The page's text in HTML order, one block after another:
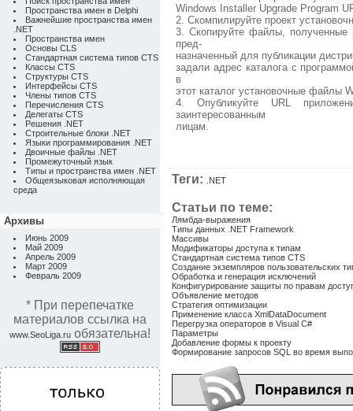
Пространства имен в Delphi
Важнейшие пространства имен
.NET
Пространства имен
Основы CLS
Стандартная система типов CTS
Классы CTS
Структуры CTS
Интерфейсы CTS
Члены типов CTS
Перечисления CTS
Делегаты CTS
Решения .NET
Строительные блоки .NET
Языки программирования .NET
Двоичные файлы .NET
Промежуточный язык
Типы и пространства имен .NET
Общеязыковая исполняющая
среда
Архивы
Июнь 2009
Май 2009
Апрель 2009
Март 2009
Февраль 2009
* При перепечатке
материалов ссылка на
www.SeoLiga.ru обязательна!
Windows Installer Upgrade Program
2. Скомпилируйте проект
3. Скопируйте файлы, полученные
пред-
назначенный для публикации
задали адрес каталога с
в
этот каталог установочные файлы
4. Опубликуйте URL
заинтересованным
лицам.
Теги: .NET
Статьи по теме:
Лямбда-выражения
Типы данных .NET Framework
Массивы
Модификаторы доступа к типам
Стандартная система типов CTS
Создание экземпляров пользовательских
Обработка и генерация исключений
Конфигурирование защиты по правам
Объявление методов
Стратегия оптимизации
Применение класса XmlDataDocument
Перегрузка операторов в Visual C#
Параметры
Добавление формы к проекту
Формирование запросов SQL во время